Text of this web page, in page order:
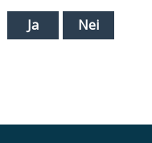
Ja Nei